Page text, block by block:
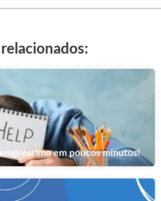
relacionados:
em poucos minutos!